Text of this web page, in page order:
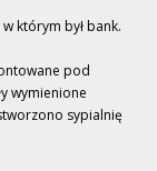
którym był bank.
pod
wymienione
sypialnię